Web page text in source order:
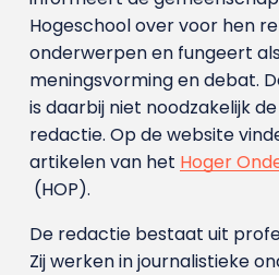
Hogeschool over voor hen
onderwerpen en fungeert
meningsvorming en debat.
is daarbij niet noodzakelijk
redactie. Op de website
artikelen van het Hoger
(HOP).
De redactie bestaat uit
Zij werken in journalistieke